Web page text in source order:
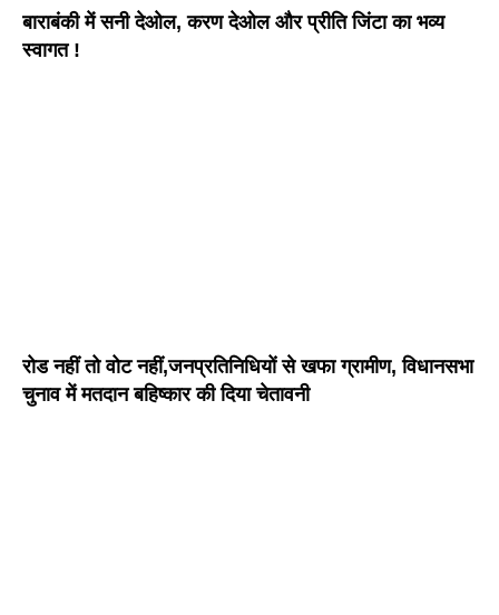
बाराबंकी में सनी देओल, करण देओल और प्रीति जिंटा का भव्य
स्वागत !
रोड नहीं तो वोट नहीं,जनप्रतिनिधियों से खफा ग्रामीण, विधानसभा
चुनाव में मतदान बहिष्कार की दिया चेतावनी